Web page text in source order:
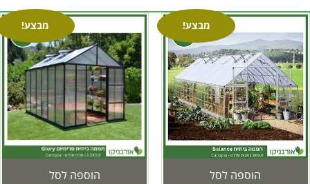
מבצע!
הוספה לסל
מבצע!
הוספה לסל